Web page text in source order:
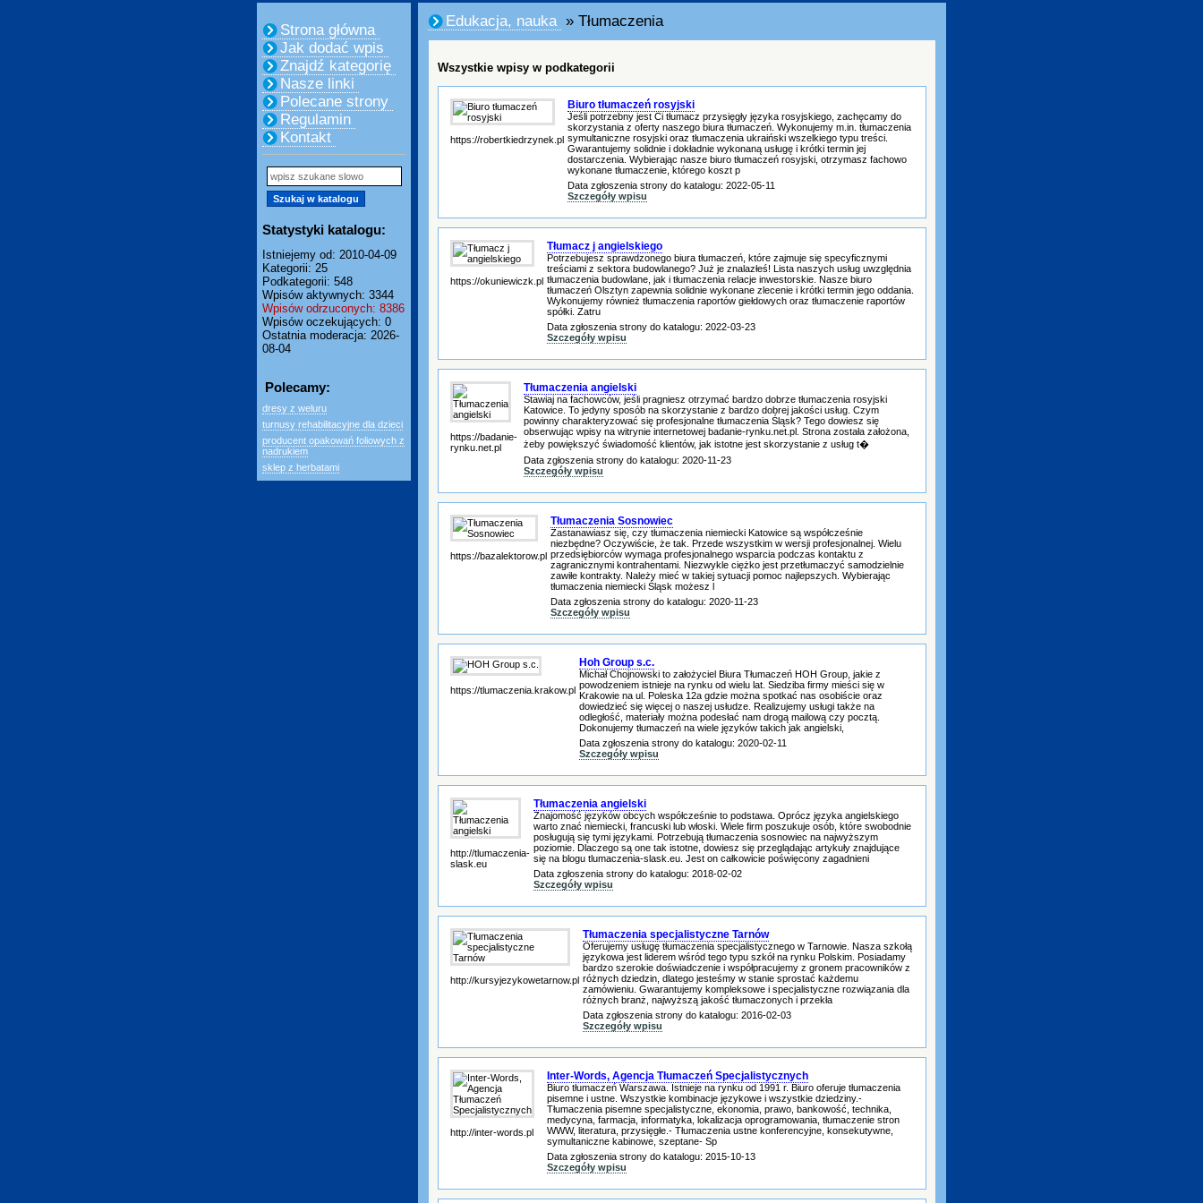
Strona główna
Jak dodać wpis
Znajdź kategorię
Nasze linki
Polecane strony
Regulamin
Kontakt
Statystyki katalogu:
Istniejemy od: 2010-04-09
Kategorii: 25
Podkategorii: 548
Wpisów aktywnych: 3344
Wpisów odrzuconych: 8386
Wpisów oczekujących: 0
Ostatnia moderacja: 2026-
08-04
Polecamy:
dresy z weluru
turnusy rehabilitacyjne dla dzieci
producent opakowań foliowych z
nadrukiem
sklep z herbatami
Edukacja, nauka » Tłumaczenia
Wszystkie wpisy w podkategorii
https://robertkiedrzynek.pl
Biuro tłumaczeń rosyjski
Jeśli potrzebny jest Ci tłumacz przysięgły języka rosyjskiego, zachęcamy do
skorzystania z oferty naszego biura tłumaczeń. Wykonujemy m.in. tłumaczenia
symultaniczne rosyjski oraz tłumaczenia ukraiński wszelkiego typu treści.
Gwarantujemy solidnie i dokładnie wykonaną usługę i krótki termin jej
dostarczenia. Wybierając nasze biuro tłumaczeń rosyjski, otrzymasz fachowo
wykonane tłumaczenie, którego koszt p
Data zgłoszenia strony do katalogu: 2022-05-11
Szczegóły wpisu
https://okuniewiczk.pl
Tłumacz j angielskiego
Potrzebujesz sprawdzonego biura tłumaczeń, które zajmuje się specyficznymi
treściami z sektora budowlanego? Już je znalazłeś! Lista naszych usług uwzględnia
tłumaczenia budowlane, jak i tłumaczenia relacje inwestorskie. Nasze biuro
tłumaczeń Olsztyn zapewnia solidnie wykonane zlecenie i krótki termin jego oddania.
Wykonujemy również tłumaczenia raportów giełdowych oraz tłumaczenie raportów
spółki. Zatru
Data zgłoszenia strony do katalogu: 2022-03-23
Szczegóły wpisu
https://badanie-
rynku.net.pl
Tłumaczenia angielski
Stawiaj na fachowców, jeśli pragniesz otrzymać bardzo dobrze tłumaczenia rosyjski
Katowice. To jedyny sposób na skorzystanie z bardzo dobrej jakości usług. Czym
powinny charakteryzować się profesjonalne tłumaczenia Śląsk? Tego dowiesz się
obserwując wpisy na witrynie internetowej badanie-rynku.net.pl. Strona została założona,
żeby powiększyć świadomość klientów, jak istotne jest skorzystanie z usług t�
Data zgłoszenia strony do katalogu: 2020-11-23
Szczegóły wpisu
https://bazalektorow.pl
Tłumaczenia Sosnowiec
Zastanawiasz się, czy tłumaczenia niemiecki Katowice są współcześnie
niezbędne? Oczywiście, że tak. Przede wszystkim w wersji profesjonalnej. Wielu
przedsiębiorców wymaga profesjonalnego wsparcia podczas kontaktu z
zagranicznymi kontrahentami. Niezwykle ciężko jest przetłumaczyć samodzielnie
zawiłe kontrakty. Należy mieć w takiej sytuacji pomoc najlepszych. Wybierając
tłumaczenia niemiecki Śląsk możesz l
Data zgłoszenia strony do katalogu: 2020-11-23
Szczegóły wpisu
https://tlumaczenia.krakow.pl
Hoh Group s.c.
Michał Chojnowski to założyciel Biura Tłumaczeń HOH Group, jakie z
powodzeniem istnieje na rynku od wielu lat. Siedziba firmy mieści się w
Krakowie na ul. Poleska 12a gdzie można spotkać nas osobiście oraz
dowiedzieć się więcej o naszej usłudze. Realizujemy usługi także na
odległość, materiały można podesłać nam drogą mailową czy pocztą.
Dokonujemy tłumaczeń na wiele języków takich jak angielski,
Data zgłoszenia strony do katalogu: 2020-02-11
Szczegóły wpisu
http://tlumaczenia-
slask.eu
Tłumaczenia angielski
Znajomość języków obcych współcześnie to podstawa. Oprócz języka angielskiego
warto znać niemiecki, francuski lub włoski. Wiele firm poszukuje osób, które swobodnie
posługują się tymi językami. Potrzebują tłumaczenia sosnowiec na najwyższym
poziomie. Dlaczego są one tak istotne, dowiesz się przeglądając artykuły znajdujące
się na blogu tlumaczenia-slask.eu. Jest on całkowicie poświęcony zagadnieni
Data zgłoszenia strony do katalogu: 2018-02-02
Szczegóły wpisu
http://kursyjezykowetarnow.pl
Tłumaczenia specjalistyczne Tarnów
Oferujemy usługę tłumaczenia specjalistycznego w Tarnowie. Nasza szkołą
językowa jest liderem wśród tego typu szkół na rynku Polskim. Posiadamy
bardzo szerokie doświadczenie i współpracujemy z gronem pracowników z
różnych dziedzin, dlatego jesteśmy w stanie sprostać każdemu
zamówieniu. Gwarantujemy kompleksowe i specjalistyczne rozwiązania dla
różnych branż, najwyższą jakość tłumaczonych i przekła
Data zgłoszenia strony do katalogu: 2016-02-03
Szczegóły wpisu
http://inter-words.pl
Inter-Words, Agencja Tłumaczeń Specjalistycznych
Biuro tłumaczeń Warszawa. Istnieje na rynku od 1991 r. Biuro oferuje tłumaczenia
pisemne i ustne. Wszystkie kombinacje językowe i wszystkie dziedziny.-
Tłumaczenia pisemne specjalistyczne, ekonomia, prawo, bankowość, technika,
medycyna, farmacja, informatyka, lokalizacja oprogramowania, tłumaczenie stron
WWW, literatura, przysięgłe.- Tłumaczenia ustne konferencyjne, konsekutywne,
symultaniczne kabinowe, szeptane- Sp
Data zgłoszenia strony do katalogu: 2015-10-13
Szczegóły wpisu